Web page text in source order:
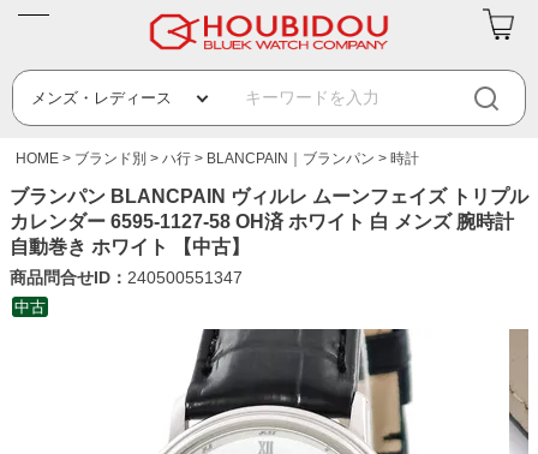
HOME ブランド別 ハ行 BLANCPAIN｜ブランパン 時計
ブランパン BLANCPAIN ヴィルレ ムーンフェイズ トリプル
カレンダー 6595-1127-58 OH済 ホワイト 白 メンズ 腕時計
自動巻き ホワイト 【中古】
商品問合せID： 240500551347
中古